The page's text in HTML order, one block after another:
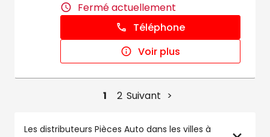
Fermé actuellement
Téléphone
Voir plus
1 2 Suivant
Les distributeurs Pièces Auto dans les villes à